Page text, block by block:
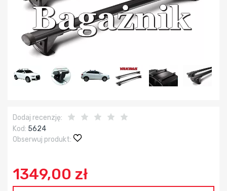
Dodaj recenzję:
Kod: 5624
Obserwuj produkt:
1349,00 zł